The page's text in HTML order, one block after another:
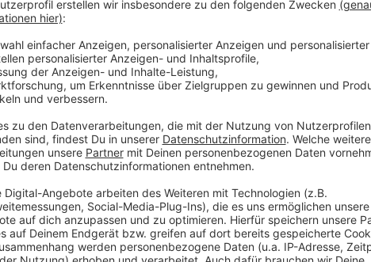
Anzeige
Auch sein Herausforderer Stephan Keller hat in
abgegeben – er nimmt Bezug auf die Betreuung von
Anzeige
O Keller Wahlversprechen 2